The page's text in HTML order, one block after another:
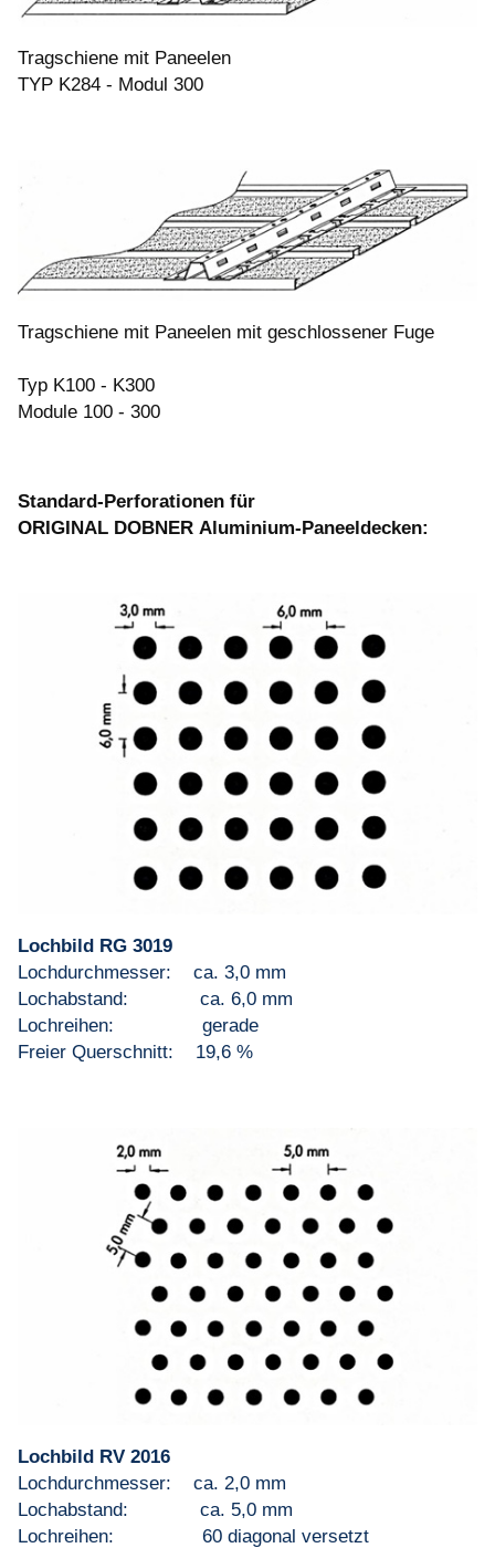
Tragschiene mit Paneelen
TYP K284 - Modul 300
Tragschiene mit Paneelen mit geschlossener Fuge
Typ K100 - K300
Module 100 - 300
Standard-Perforationen für
ORIGINAL DOBNER Aluminium-Paneeldecken:
Lochbild RG 3019
Lochdurchmesser: ca. 3,0 mm
Lochabstand: ca. 6,0 mm
Lochreihen: gerade
Freier Querschnitt: 19,6 %
Lochbild RV 2016
Lochdurchmesser: ca. 2,0 mm
Lochabstand: ca. 5,0 mm
Lochreihen: 60 diagonal versetzt